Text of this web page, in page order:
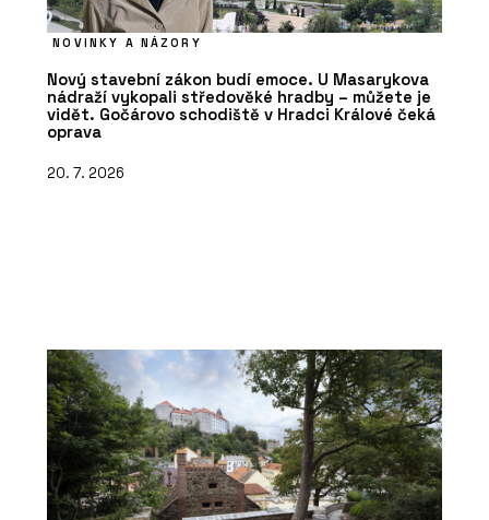
NOVINKY A NÁZORY
Nový stavební zákon budí emoce. U Masarykova
nádraží vykopali středověké hradby – můžete je
vidět. Gočárovo schodiště v Hradci Králové čeká
oprava
20. 7. 2026